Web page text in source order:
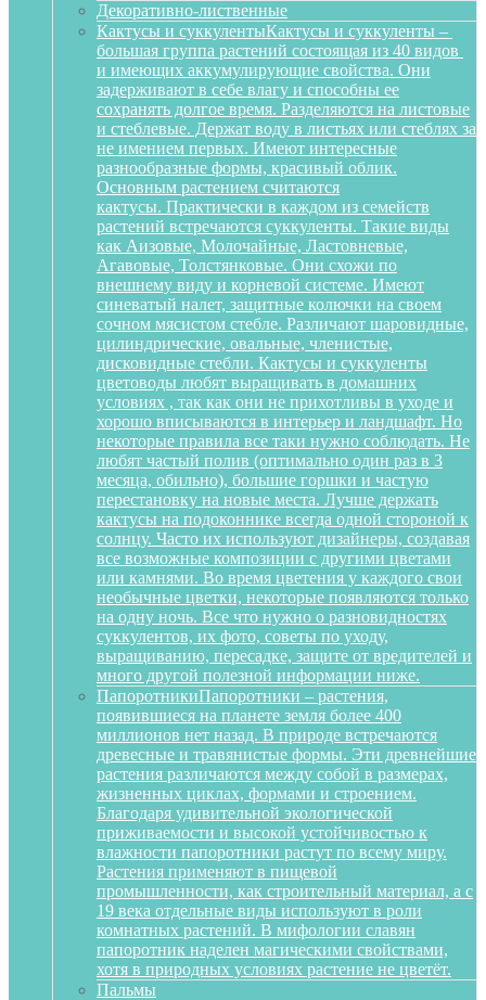
Декоративно-лиственные
Кактусы и суккулентыКактусы и суккуленты –
большая группа растений состоящая из 40 видов
и имеющих аккумулирующие свойства. Они
задерживают в себе влагу и способны ее
сохранять долгое время. Разделяются на листовые
и стеблевые. Держат воду в листьях или стеблях за
не имением первых. Имеют интересные
разнообразные формы, красивый облик.
Основным растением считаются
кактусы. Практически в каждом из семейств
растений встречаются суккуленты. Такие виды
как Аизовые, Молочайные, Ластовневые,
Агавовые, Толстянковые. Они схожи по
внешнему виду и корневой системе. Имеют
синеватый налет, защитные колючки на своем
сочном мясистом стебле. Различают шаровидные,
цилиндрические, овальные, членистые,
дисковидные стебли. Кактусы и суккуленты
цветоводы любят выращивать в домашних
условиях , так как они не прихотливы в уходе и
хорошо вписываются в интерьер и ландшафт. Но
некоторые правила все таки нужно соблюдать. Не
любят частый полив (оптимально один раз в 3
месяца, обильно), большие горшки и частую
перестановку на новые места. Лучше держать
кактусы на подоконнике всегда одной стороной к
солнцу. Часто их используют дизайнеры, создавая
все возможные композиции с другими цветами
или камнями. Во время цветения у каждого свои
необычные цветки, некоторые появляются только
на одну ночь. Все что нужно о разновидностях
суккулентов, их фото, советы по уходу,
выращиванию, пересадке, защите от вредителей и
много другой полезной информации ниже.
ПапоротникиПапоротники – растения,
появившиеся на планете земля более 400
миллионов нет назад. В природе встречаются
древесные и травянистые формы. Эти древнейшие
растения различаются между собой в размерах,
жизненных циклах, формами и строением.
Благодаря удивительной экологической
приживаемости и высокой устойчивостью к
влажности папоротники растут по всему миру.
Растения применяют в пищевой
промышленности, как строительный материал, а с
19 века отдельные виды используют в роли
комнатных растений. В мифологии славян
папоротник наделен магическими свойствами,
хотя в природных условиях растение не цветёт.
Пальмы